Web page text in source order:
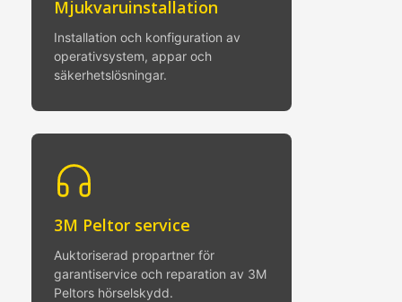
Mjukvaruinstallation
Installation och konfiguration av
operativsystem, appar och
säkerhetslösningar.
3M Peltor service
Auktoriserad propartner för
garantiservice och reparation av 3M
Peltors hörselskydd.